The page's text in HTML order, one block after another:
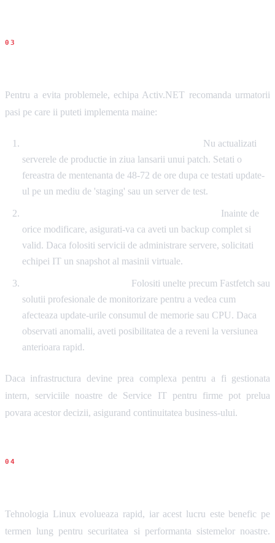
Pentru a evita problemele, echipa Activ.NET recomanda urmatorii
pasi pe care ii puteti implementa maine:
Nu actualizati
serverele de productie in ziua lansarii unui patch. Setati o
fereastra de mentenanta de 48-72 de ore dupa ce testati update-
ul pe un mediu de 'staging' sau un server de test.
Inainte de
orice modificare, asigurati-va ca aveti un backup complet si
valid. Daca folositi servicii de administrare servere, solicitati
echipei IT un snapshot al masinii virtuale.
Folositi unelte precum Fastfetch sau
solutii profesionale de monitorizare pentru a vedea cum
afecteaza update-urile consumul de memorie sau CPU. Daca
observati anomalii, aveti posibilitatea de a reveni la versiunea
anterioara rapid.
Daca infrastructura devine prea complexa pentru a fi gestionata
intern, serviciile noastre de Service IT pentru firme pot prelua
povara acestor decizii, asigurand continuitatea business-ului.
Tehnologia Linux evolueaza rapid, iar acest lucru este benefic pe
termen lung pentru securitatea si performanta sistemelor noastre.